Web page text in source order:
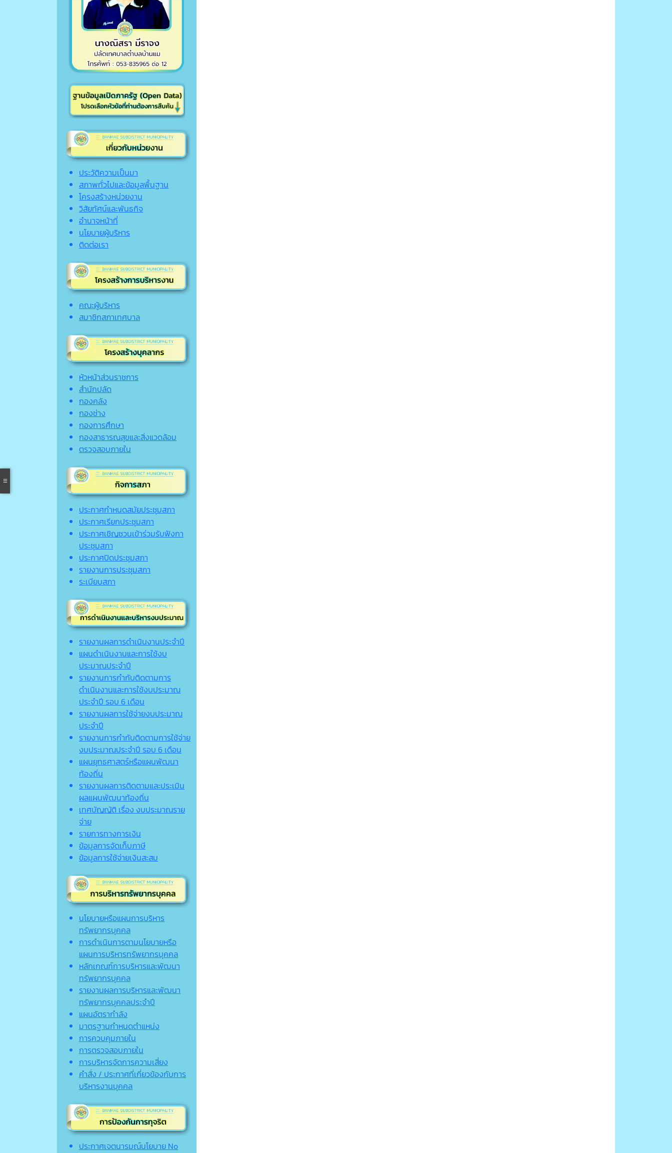
ประวัติความเป็นมา
สภาพทั่วไปและข้อมูลพื้นฐาน
โครงสร้างหน่วยงาน
วิสัยทัศน์และพันธกิจ
อำนาจหน้าที่
นโยบายผู้บริหาร
ติดต่อเรา
คณะผู้บริหาร
สมาชิกสภาเทศบาล
หัวหน้าส่วนราชการ
สำนักปลัด
กองคลัง
กองช่าง
กองการศึกษา
กองสาธารณสุขและสิ่งแวดล้อม
ตรวจสอบภายใน
ประกาศกำหนดสมัยประชุมสภา
ประกาศเรียกประชุมสภา
ประกาศเชิญชวนเข้าร่วมรับฟังกา
ประชุมสภา
ประกาศปิดประชุมสภา
รายงานการประชุมสภา
ระเบียบสภา
รายงานผลการดำเนินงานประจำปี
แผนดำเนินงานและการใช้งบ
ประมาณประจำปี
รายงานการกำกับติดตามการ
ดำเนินงานและการใช้งบประมาณ
ประจำปี รอบ 6 เดือน
รายงานผลการใช้จ่ายงบประมาณ
ประจำปี
รายงานการกำกับติดตามการใช้จ่าย
งบประมาณประจำปี รอบ 6 เดือน
แผนยุทธศาสตร์หรือแผนพัฒนา
ท้องถิ่น
รายงานผลการติดตามและประเมิน
ผลแผนพัฒนาท้องถิ่น
เทศบัญญัติ เรื่อง งบประมาณราย
จ่าย
รายการทางการเงิน
ข้อมูลการจัดเก็บภาษี
ข้อมูลการใช้จ่ายเงินสะสม
นโยบายหรือแผนการบริหาร
ทรัพยากรบุคคล
การดำเนินการตามนโยบายหรือ
แผนการบริหารทรัพยากรบุคคล
หลักเกณฑ์การบริหารและพัฒนา
ทรัพยากรบุคคล
รายงานผลการบริหารและพัฒนา
ทรัพยากรบุคคลประจำปี
แผนอัตรากำลัง
มาตรฐานกำหนดตำแหน่ง
การควบคุมภายใน
การตรวจสอบภายใน
การบริหารจัดการความเสี่ยง
คำสั่ง / ประกาศที่เกี่ยวข้องกับการ
บริหารงานบุคคล
ประกาศเจตนารมณ์นโยบาย No